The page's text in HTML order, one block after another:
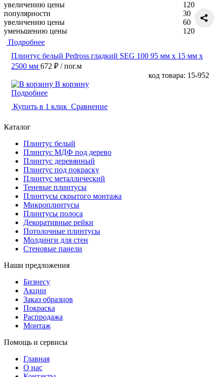
увеличению цены
популярности
увеличению цены
уменьшению цены
120
30
60
120
Подробнее
Плинтус белый Pedross гладкий SEG 100 95 мм х 15 мм х
2500 мм 672 ₽ / пог.м
код товара: 15-952
В корзину
Подробнее
Купить в 1 клик Сравнение
Каталог
Плинтус белый
Плинтус МДФ под дерево
Плинтус деревянный
Плинтус под покраску
Плинтус металлический
Теневые плинтусы
Плинтусы скрытого монтажа
Микроплинтусы
Плинтусы полоса
Декоративные рейки
Потолочные плинтусы
Молдинги для стен
Стеновые панели
Наши предложения
Бизнесу
Акции
Заказ образцов
Покраска
Распродажа
Монтаж
Помощь и сервисы
Главная
О нас